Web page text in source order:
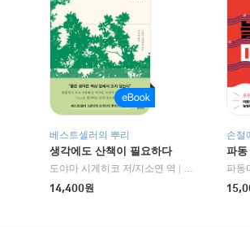
베스트셀러의 뿌리
생각에도 산책이 필요하다
도야마 시게히코 저/지소연 역
알에이치코리
14,400원
손절
파동
파동